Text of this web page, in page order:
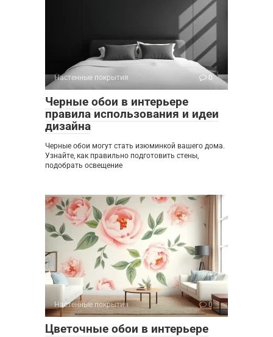
Настенные покрытия 0
Черные обои в интерьере
правила использования и идеи
дизайна
Черные обои могут стать изюминкой вашего дома.
Узнайте, как правильно подготовить стены,
подобрать освещение
Настенные покрытия 0
Цветочные обои в интерьере